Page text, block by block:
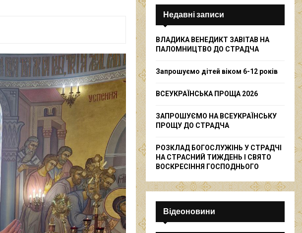
r
:
E
A
Недавні записи
ВЛАДИКА ВЕНЕДИКТ ЗАВІТАВ НА
ПАЛОМНИЦТВО ДО СТРАДЧА
Запрошуємо дітей віком 6-12 років
ВСЕУКРАЇНСЬКА ПРОЩА 2026
ЗАПРОШУЄМО НА ВСЕУКРАЇНСЬКУ
ПРОЩУ ДО СТРАДЧА
РОЗКЛАД БОГОСЛУЖІНЬ У СТРАДЧІ
НА СТРАСНИЙ ТИЖДЕНЬ І СВЯТО
ВОСКРЕСІННЯ ГОСПОДНЬОГО
Відеоновини